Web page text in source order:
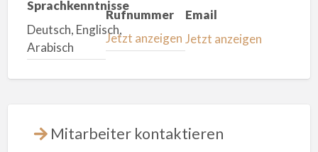
Sprachkenntnisse
Deutsch, Englisch,
Arabisch
Rufnummer
Jetzt anzeigen
Email
Jetzt anzeigen
Mitarbeiter kontaktieren